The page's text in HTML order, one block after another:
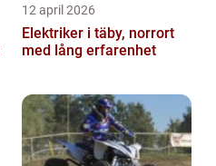
12 april 2026
Elektriker i täby, norrort
med lång erfarenhet